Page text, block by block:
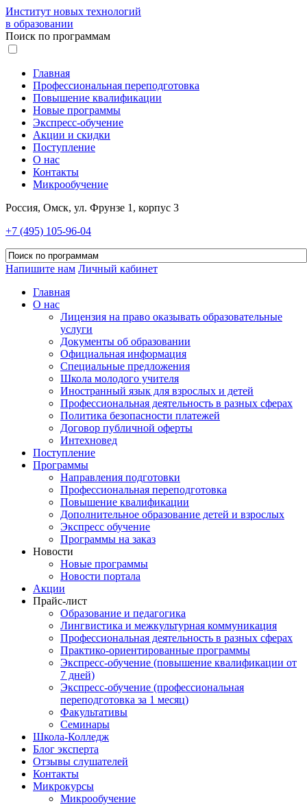
Институт новых технологий
в образовании
Поиск по программам
Главная
Профессиональная переподготовка
Повышение квалификации
Новые программы
Экспресс-обучение
Акции и скидки
Поступление
О нас
Контакты
Микрообучение
Россия, Омск, ул. Фрунзе 1, корпус 3
+7 (495) 105-96-04
Напишите нам Личный кабинет
Главная
О нас
Лицензия на право оказывать образовательные
услуги
Документы об образовании
Официальная информация
Специальные предложения
Школа молодого учителя
Иностранный язык для взрослых и детей
Профессиональная деятельность в разных сферах
Политика безопасности платежей
Договор публичной оферты
Интехновед
Поступление
Программы
Направления подготовки
Профессиональная переподготовка
Повышение квалификации
Дополнительное образование детей и взрослых
Экспресс обучение
Программы на заказ
Новости
Новые программы
Новости портала
Акции
Прайс-лист
Образование и педагогика
Лингвистика и межкультурная коммуникация
Профессиональная деятельность в разных сферах
Практико-ориентированные программы
Экспресс-обучение (повышение квалификации от
7 дней)
Экспресс-обучение (профессиональная
переподготовка за 1 месяц)
Факультативы
Семинары
Школа-Колледж
Блог эксперта
Отзывы слушателей
Контакты
Микрокурсы
Микрообучение